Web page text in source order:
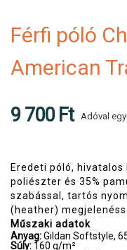
Férfi póló
American
9 700 Ft Adóval
Eredeti póló, hivatalos
poliészter és 35%
szabással, tartós
(heather)
Műszaki adatok
Anyag:Gildan Softstyle,
Súly: 160 g/m²